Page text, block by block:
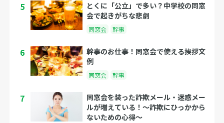
5
とくに「公立」で多い？中学校の同窓
会で起きがちな悲劇
同窓会 幹事
6
幹事のお仕事！同窓会で使える挨拶文
例
同窓会 幹事
7
同窓会を装った詐欺メール・迷惑メー
ルが増えている！〜詐欺にひっかから
ないための心得〜